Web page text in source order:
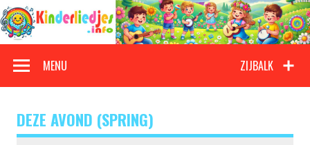
Doorgaan
naar
inhoud
Kinderliedjes
ZIJBALK
MENU
DEZE AVOND (SPRING)